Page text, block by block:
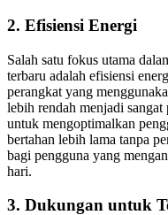
2. Efisiensi Energi
Salah satu fokus utama
terbaru adalah efisiensi
perangkat yang
lebih rendah menjadi
untuk mengoptimalkan
bertahan lebih lama tanpa
bagi pengguna yang
hari.
3. Dukungan untuk